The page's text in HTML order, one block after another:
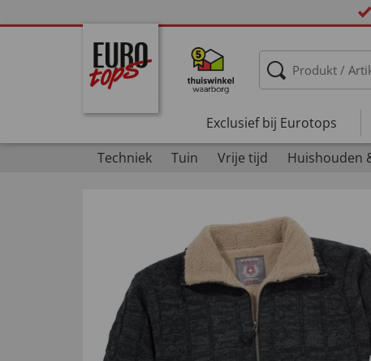
Exclusief bij Eurotops
Techniek
Tuin Vrije tijd Huishouden